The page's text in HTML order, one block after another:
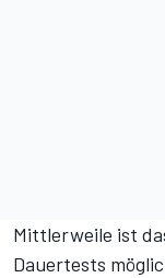
Mittlerweile ist
Dauertests